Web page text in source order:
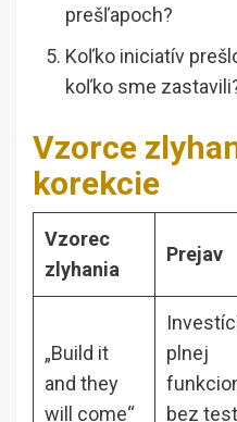
prešľapoch?
Koľko iniciatív
koľko sme
Vzorce
korekcie
Vzorec
zlyhania
Prejav
„Build it
and they
will come“
plnej
bez